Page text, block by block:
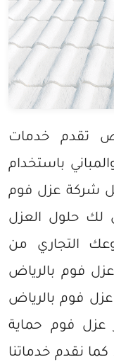
تقدم خدمات
باستخدام
شركة عزل فوم
لك حلول العزل
التجاري من
فوم بالرياض
عزل فوم بالرياض
عزل فوم حماية
نقدم خدماتنا